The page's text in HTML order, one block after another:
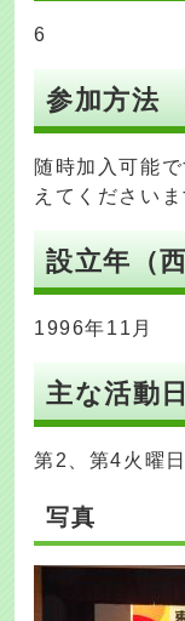
6
参加方法
随時加入可能
えてくださいま
設立年（西
1996年11月
主な活動
第2、第4火曜
写真